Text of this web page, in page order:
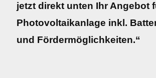
jetzt direkt unten Ihr Angebot
Photovoltaikanlage inkl.
und Fördermöglichkeiten.“